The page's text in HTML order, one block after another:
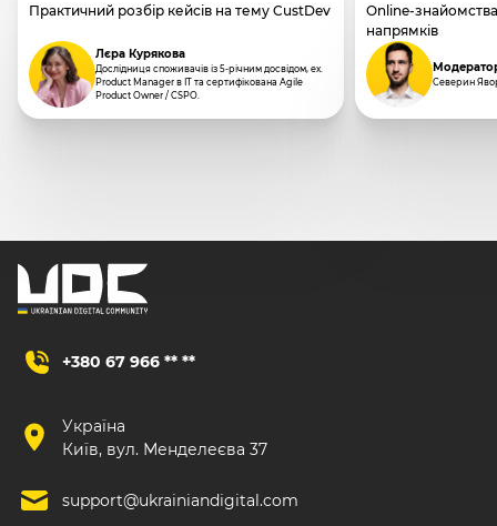
Практичний розбір кейсів на тему CustDev
Лєра Курякова
Дослідниця споживачів із 5-річним досвідом, ex.
Product Manager в IT та сертифікована Agile
Product Owner / CSPO.
Online-
напрямків
Северин
+380 67 966 ** **
Україна
Київ, вул. Менделеєва 37
support@ukrainiandigital.com